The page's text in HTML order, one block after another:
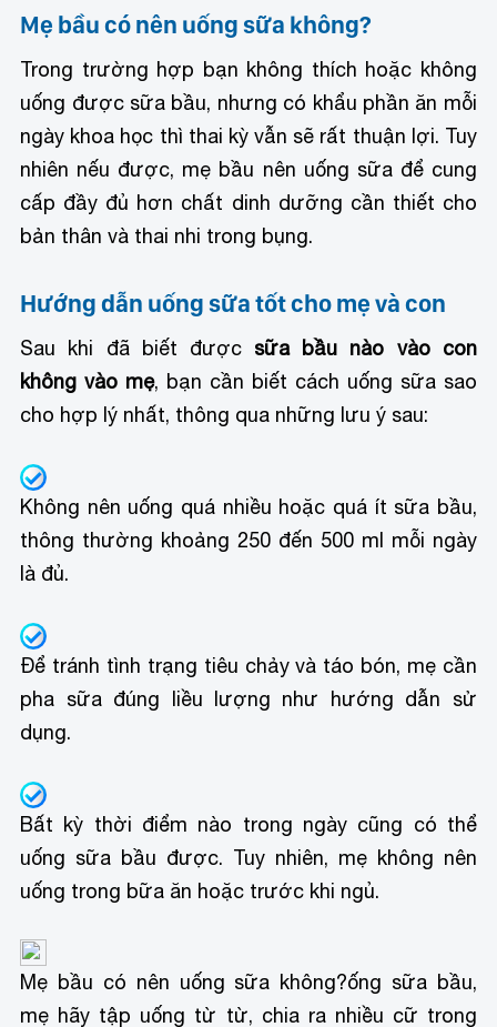
Mẹ bầu có nên uống sữa không?
Trong trường hợp bạn không thích hoặc không
uống được sữa bầu, nhưng có khẩu phần ăn mỗi
ngày khoa học thì thai kỳ vẫn sẽ rất thuận lợi. Tuy
nhiên nếu được, mẹ bầu nên uống sữa để cung
cấp đầy đủ hơn chất dinh dưỡng cần thiết cho
bản thân và thai nhi trong bụng.
Hướng dẫn uống sữa tốt cho mẹ và con
Sau khi đã biết được sữa bầu nào vào con
không vào mẹ, bạn cần biết cách uống sữa sao
cho hợp lý nhất, thông qua những lưu ý sau:
Không nên uống quá nhiều hoặc quá ít sữa bầu,
thông thường khoảng 250 đến 500 ml mỗi ngày
là đủ.
Để tránh tình trạng tiêu chảy và táo bón, mẹ cần
pha sữa đúng liều lượng như hướng dẫn sử
dụng.
Bất kỳ thời điểm nào trong ngày cũng có thể
uống sữa bầu được. Tuy nhiên, mẹ không nên
uống trong bữa ăn hoặc trước khi ngủ.
Mẹ bầu có nên uống sữa không?ống sữa bầu,
mẹ hãy tập uống từ từ, chia ra nhiều cữ trong